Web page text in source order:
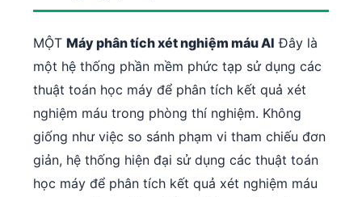
MỘT Máy phân tích xét nghiệm máu AI Đây là
một hệ thống phần mềm phức tạp sử dụng các
thuật toán học máy để phân tích kết quả xét
nghiệm máu trong phòng thí nghiệm. Không
giống như việc so sánh phạm vi tham chiếu đơn
giản, hệ thống hiện đại sử dụng các thuật toán
học máy để phân tích kết quả xét nghiệm máu